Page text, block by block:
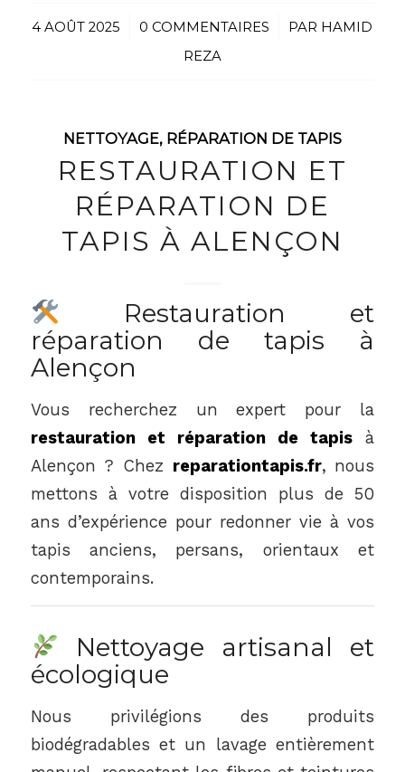
4 AOÛT 2025
/ 0 COMMENTAIRES
/ PAR HAMID
REZA
NETTOYAGE, RÉPARATION DE TAPIS
RESTAURATION ET
RÉPARATION DE
TAPIS À ALENÇON
Restauration et
réparation de tapis à
Alençon
Vous recherchez un expert pour la
restauration et réparation de tapis à
Alençon ? Chez reparationtapis.fr, nous
mettons à votre disposition plus de 50
ans d’expérience pour redonner vie à vos
tapis anciens, persans, orientaux et
contemporains.
Nettoyage artisanal et
écologique
Nous privilégions des produits
biodégradables et un lavage entièrement